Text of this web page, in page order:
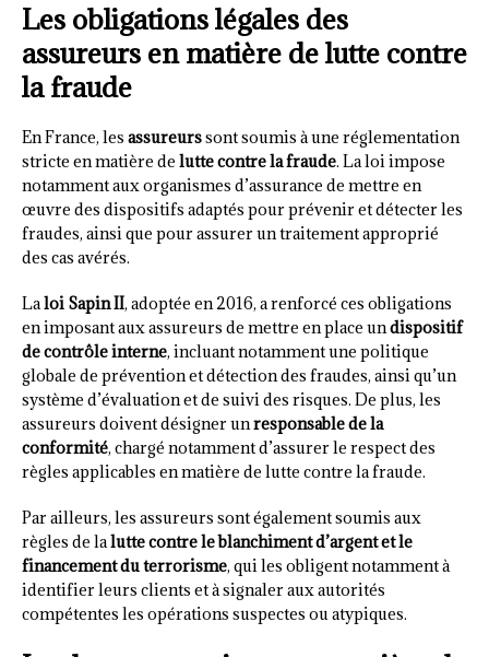
Les obligations légales des
assureurs en matière de lutte contre
la fraude
En France, les assureurssont soumis à une réglementation
stricte en matière de lutte contre la fraude. La loi impose
notamment aux organismes d’assurance de mettre en
œuvre des dispositifs adaptés pour prévenir et détecter les
fraudes, ainsi que pour assurer un traitement approprié
des cas avérés.
Laloi Sapin II, adoptée en 2016, a renforcé ces obligations
en imposant aux assureurs de mettre en place undispositif
de contrôle interne, incluant notamment une politique
globale de prévention et détection des fraudes, ainsi qu’un
système d’évaluation et de suivi des risques. De plus, les
assureurs doivent désigner unresponsable de la
conformité, chargé notamment d’assurer le respect des
règles applicables en matière de lutte contre la fraude.
Par ailleurs, les assureurs sont également soumis aux
règles de lalutte contre le blanchiment d’argent et le
financement du terrorisme, qui les obligent notamment à
identifier leurs clients et à signaler aux autorités
compétentes les opérations suspectes ou atypiques.